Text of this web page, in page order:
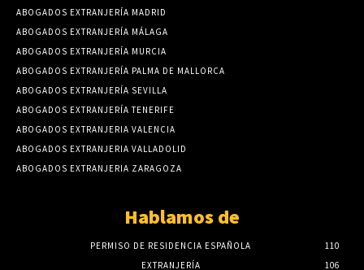
ABOGADOS EXTRANJERÍA MADRID
ABOGADOS EXTRANJERÍA MÁLAGA
ABOGADOS EXTRANJERÍA MURCIA
ABOGADOS EXTRANJERÍA PALMA DE MALLORCA
ABOGADOS EXTRANJERÍA SEVILLA
ABOGADOS EXTRANJERÍA TENERIFE
ABOGADOS EXTRANJERIA VALENCIA
ABOGADOS EXTRANJERIA VALLADOLID
ABOGADOS EXTRANJERIA ZARAGOZA
Hablamos de
PERMISO DE RESIDENCIA ESPAÑOLA
110
EXTRANJERÍA
106